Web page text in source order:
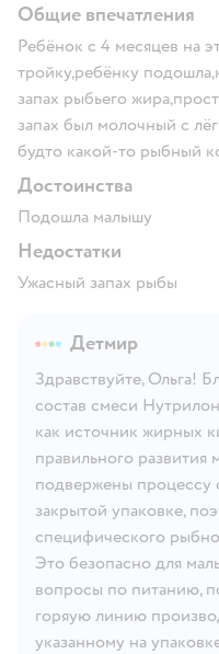
Общие впечатления
Ребёнок с 4 месяцев на
тройку,ребёнку
запах рыбьего
запах был молочный с
будто какой-то рыбный
Достоинства
Подошла малышу
Недостатки
Ужасный запах рыбы
Детмир
Здравствуйте, Ольга!
состав смеси
как источник жирных
правильного
подвержены процессу
закрытой упаковке,
специфического
Это безопасно для
вопросы по питанию,
горяую линию
указанному на